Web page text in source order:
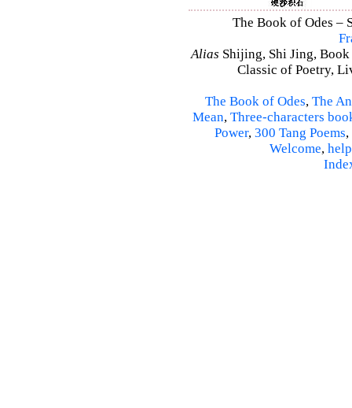
The Book of Odes –
Alias Shijing, Shi Jing,
Classic of Poetry,
The Book of Odes, The
Mean, Three-characters
Power, 300 Tang Poems,
Welcome, help